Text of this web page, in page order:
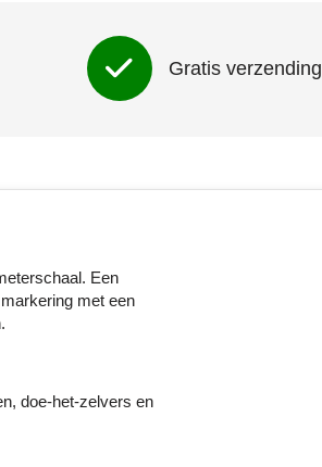
Gratis verzending
Een
met een
doe-het-zelvers en